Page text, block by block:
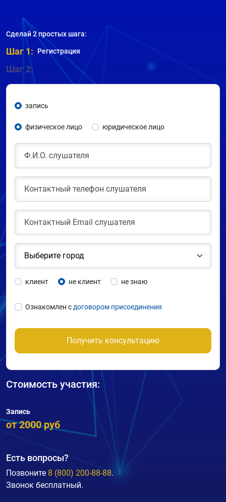
Сделай 2 простых шага:
Шаг 1: Регистрация
Шаг 2:
запись
физическое лицо юридическое лицо
клиент не клиент не знаю
Ознакомлен с договором присоединения
Получить консультацию
Стоимость участия:
Запись
от 2000 руб
Есть вопросы?
Позвоните 8 (800) 200-88-88.
Звонок бесплатный.